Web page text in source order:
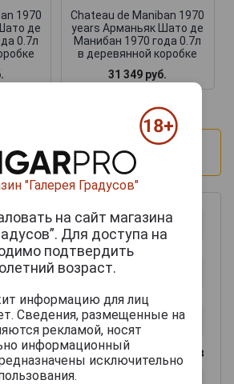
1970
де
0.7л
Chateau de Maniban 1970
years Арманьяк Шато де
Манибан 1970 года 0.7л
в деревянной коробке
31 349 руб.
отзыв:
0из 2000 знаков
"Галерея Градусов"
на сайт магазина
Для доступа на
подтвердить
возраст.
информацию для лиц
Сведения, размещенные на
рекламой, носят
информационный
исключительно